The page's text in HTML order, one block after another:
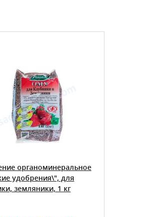
органоминеральное
удобрения\", для
земляники, 1 кг